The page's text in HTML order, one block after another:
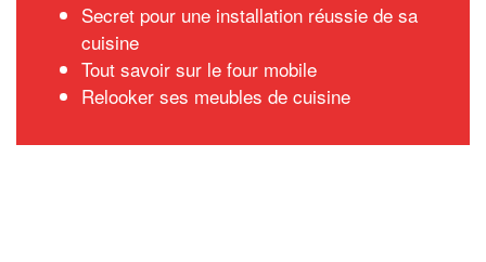
Secret pour une installation réussie de sa
cuisine
Tout savoir sur le four mobile
Relooker ses meubles de cuisine